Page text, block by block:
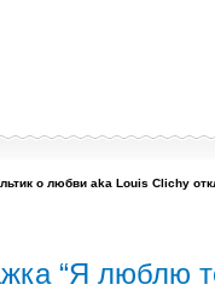
о любви aka Louis Clichy
“Я люблю